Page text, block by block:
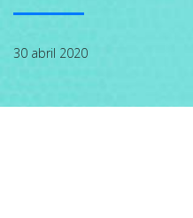
GALERIA
30 abril 2020